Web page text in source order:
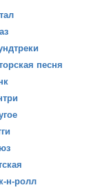
песня
н-ролл